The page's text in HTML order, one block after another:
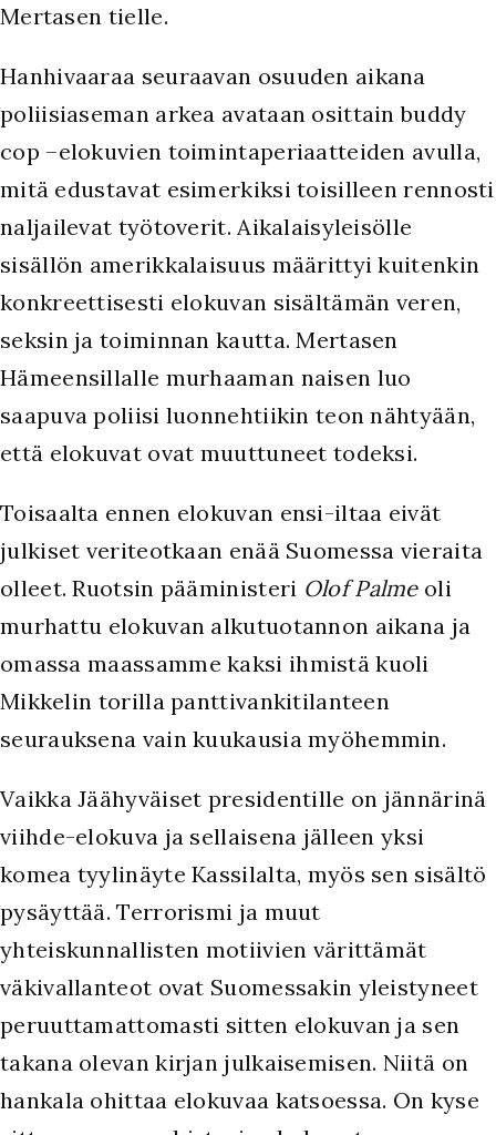
Mertasen tielle.
Hanhivaaraa seuraavan osuuden aikana
poliisiaseman arkea avataan osittain buddy
cop –elokuvien toimintaperiaatteiden avulla,
mitä edustavat esimerkiksi toisilleen rennosti
naljailevat työtoverit. Aikalaisyleisölle
sisällön amerikkalaisuus määrittyi kuitenkin
konkreettisesti elokuvan sisältämän veren,
seksin ja toiminnan kautta. Mertasen
Hämeensillalle murhaaman naisen luo
saapuva poliisi luonnehtiikin teon nähtyään,
että elokuvat ovat muuttuneet todeksi.
Toisaalta ennen elokuvan ensi-iltaa eivät
julkiset veriteotkaan enää Suomessa vieraita
olleet. Ruotsin pääministeri Olof Palmeoli
murhattu elokuvan alkutuotannon aikana ja
omassa maassamme kaksi ihmistä kuoli
Mikkelin torilla panttivankitilanteen
seurauksena vain kuukausia myöhemmin.
Vaikka Jäähyväiset presidentille on jännärinä
viihde-elokuva ja sellaisena jälleen yksi
komea tyylinäyte Kassilalta, myös sen sisältö
pysäyttää. Terrorismi ja muut
yhteiskunnallisten motiivien värittämät
väkivallanteot ovat Suomessakin yleistyneet
peruuttamattomasti sitten elokuvan ja sen
takana olevan kirjan julkaisemisen. Niitä on
hankala ohittaa elokuvaa katsoessa. On kyse